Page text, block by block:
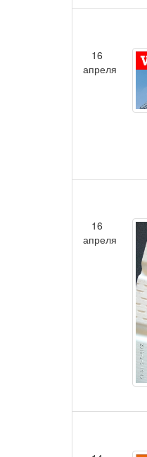
16
апреля
16
апреля